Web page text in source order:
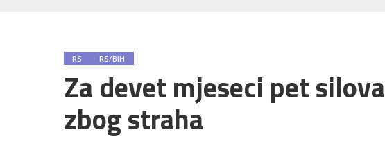
RS RS/BIH
Za devet mjeseci pet
zbog straha